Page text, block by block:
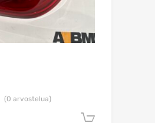
(0 arvostelua)